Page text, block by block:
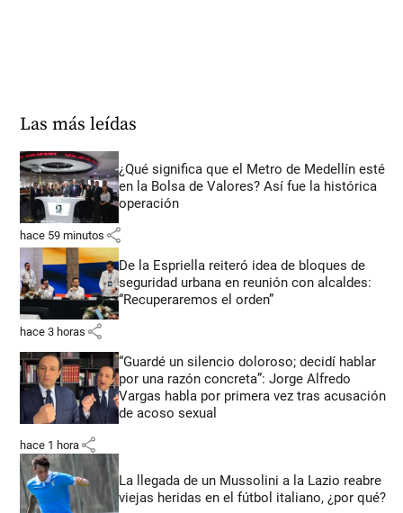
Las más leídas
¿Qué significa que el Metro de Medellín esté
en la Bolsa de Valores? Así fue la histórica
operación
hace 59 minutos share
De la Espriella reiteró idea de bloques de
seguridad urbana en reunión con alcaldes:
“Recuperaremos el orden”
hace 3 horas share
“Guardé un silencio doloroso; decidí hablar
por una razón concreta”: Jorge Alfredo
Vargas habla por primera vez tras acusación
de acoso sexual
hace 1 hora share
La llegada de un Mussolini a la Lazio reabre
viejas heridas en el fútbol italiano, ¿por qué?